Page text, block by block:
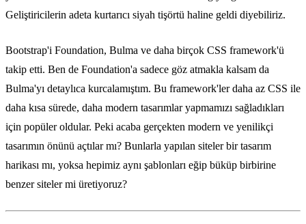
Geliştiricilerin adeta kurtarıcı siyah tişörtü haline geldi diyebiliriz.
Bootstrap'i Foundation, Bulma ve daha birçok CSS framework'ü
takip etti. Ben de Foundation'a sadece göz atmakla kalsam da
Bulma'yı detaylıca kurcalamıştım. Bu framework'ler daha az CSS ile
daha kısa sürede, daha modern tasarımlar yapmamızı sağladıkları
için popüler oldular. Peki acaba gerçekten modern ve yenilikçi
tasarımın önünü açtılar mı? Bunlarla yapılan siteler bir tasarım
harikası mı, yoksa hepimiz aynı şablonları eğip büküp birbirine
benzer siteler mi üretiyoruz?